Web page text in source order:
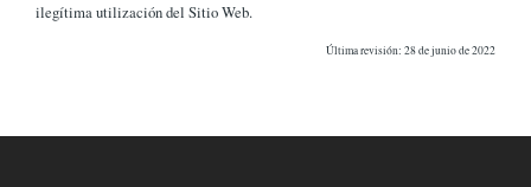
ilegítima utilización del Sitio Web.
Última revisión: 28 de junio de 2022